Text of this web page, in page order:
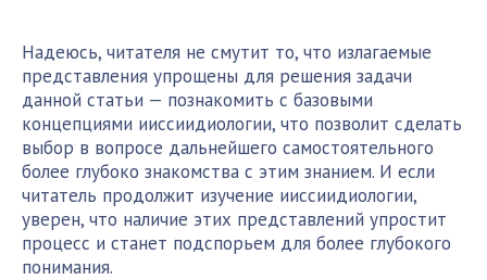
Надеюсь, читателя не смутит то, что излагаемые
представления упрощены для решения задачи
данной статьи — познакомить с базовыми
концепциями ииссиидиологии, что позволит сделать
выбор в вопросе дальнейшего самостоятельного
более глубоко знакомства с этим знанием. И если
читатель продолжит изучение ииссиидиологии,
уверен, что наличие этих представлений упростит
процесс и станет подспорьем для более глубокого
понимания.